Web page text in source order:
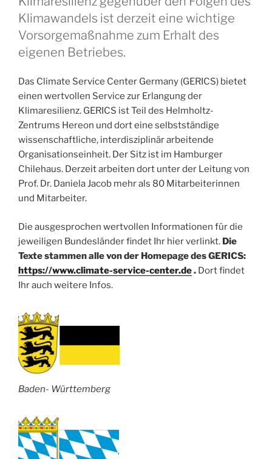
Klimawandels ist derzeit eine wichtige
Vorsorgemaßnahme zum Erhalt des
eigenen Betriebes.
Das Climate Service Center Germany (GERICS) bietet
einen wertvollen Service zur Erlangung der
Klimaresilienz. GERICS ist Teil des Helmholtz-
Zentrums Hereon und dort eine selbstständige
wissenschaftliche, interdisziplinär arbeitende
Organisationseinheit. Der Sitz ist im Hamburger
Chilehaus. Derzeit arbeiten dort unter der Leitung von
Prof. Dr. Daniela Jacob mehr als 80 Mitarbeiterinnen
und Mitarbeiter.
Die ausgesprochen wertvollen Informationen für die
jeweiligen Bundesländer findet Ihr hier verlinkt. Die
Texte stammen alle von der Homepage des GERICS:
https://www.climate-service-center.de. Dort findet
Ihr auch weitere Infos.
Baden- Württemberg